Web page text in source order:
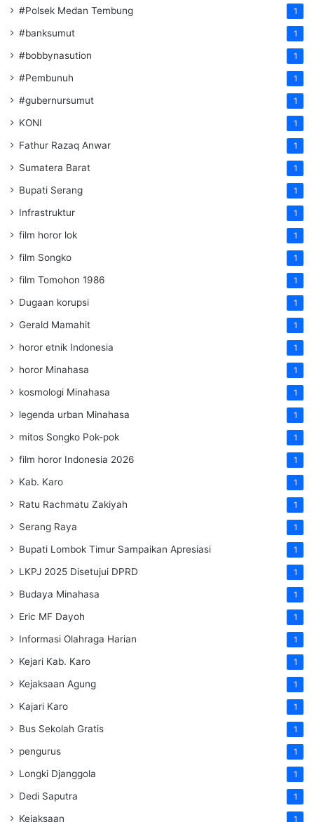
#Polsek Medan Tembung 1
#banksumut 1
#bobbynasution 1
#Pembunuh 1
#gubernursumut 1
KONI 1
Fathur Razaq Anwar 1
Sumatera Barat 1
Bupati Serang 1
Infrastruktur 1
film horor lok 1
film Songko 1
film Tomohon 1986 1
Dugaan korupsi 1
Gerald Mamahit 1
horor etnik Indonesia 1
horor Minahasa 1
kosmologi Minahasa 1
legenda urban Minahasa 1
mitos Songko Pok-pok 1
film horor Indonesia 2026 1
Kab. Karo 1
Ratu Rachmatu Zakiyah 1
Serang Raya 1
Bupati Lombok Timur Sampaikan Apresiasi 1
LKPJ 2025 Disetujui DPRD 1
Budaya Minahasa 1
Eric MF Dayoh 1
Informasi Olahraga Harian 1
Kejari Kab. Karo 1
Kejaksaan Agung 1
Kajari Karo 1
Bus Sekolah Gratis 1
pengurus 1
Longki Djanggola 1
Dedi Saputra 1
Kejaksaan 1